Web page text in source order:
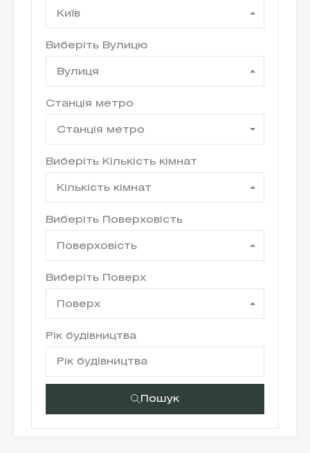
Київ
Виберіть Вулицю
Вулиця
Станція метро
Станція метро
Виберіть Кількість кімнат
Кількість кімнат
Виберіть Поверховість
Поверховість
Виберіть Поверх
Поверх
Рік будівництва
Пошук